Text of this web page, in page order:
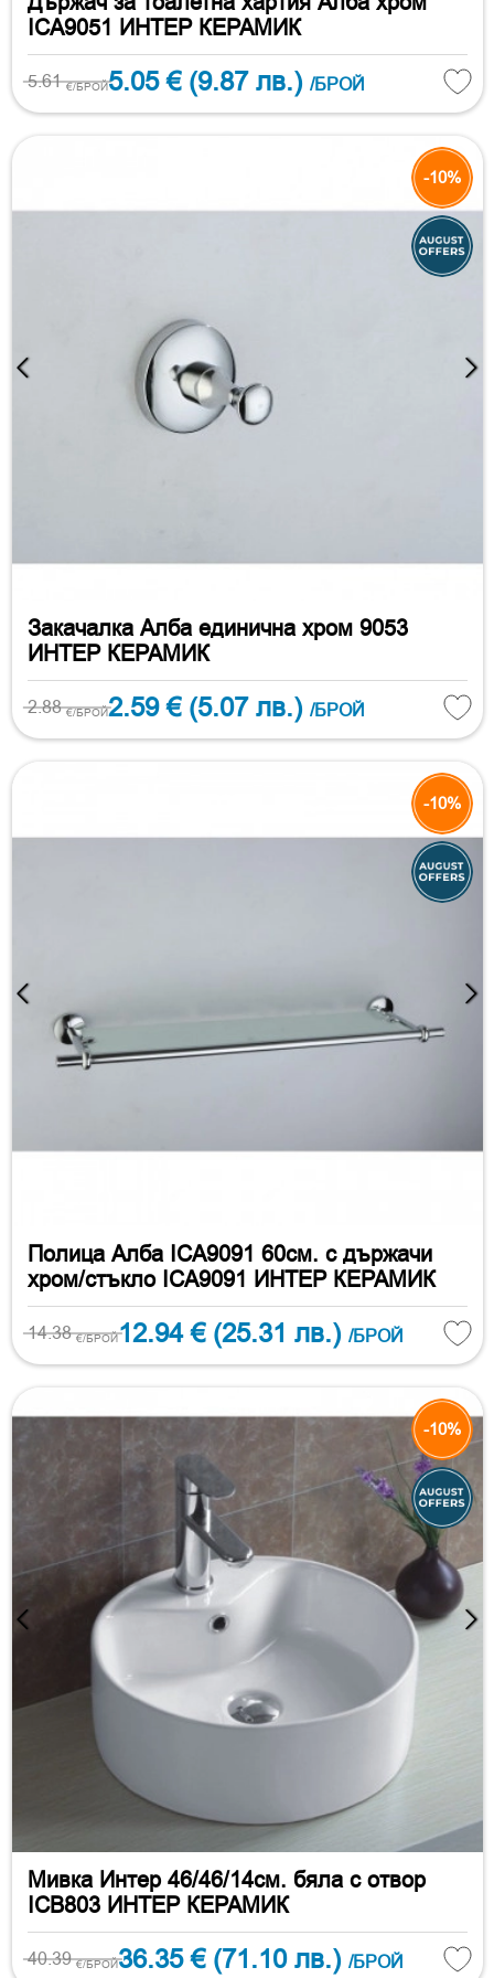
ICA9051 ИНТЕР КЕРАМИК
5.61€/БРОЙ5.05 € (9.87 лв.) /БРОЙ
-10%
Закачалка Алба единична хром 9053
ИНТЕР КЕРАМИК
2.88€/БРОЙ2.59 € (5.07 лв.) /БРОЙ
-10%
Полица Алба ICA9091 60см. с държачи
хром/стъкло ICA9091 ИНТЕР КЕРАМИК
14.38€/БРОЙ12.94 € (25.31 лв.) /БРОЙ
-10%
Мивка Интер 46/46/14см. бяла с отвор
ICB803 ИНТЕР КЕРАМИК
40.39€/БРОЙ36.35 € (71.10 лв.) /БРОЙ